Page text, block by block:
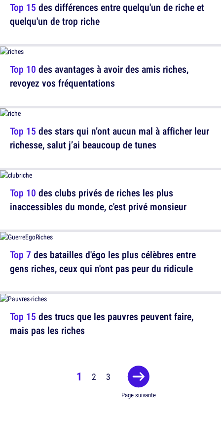
Top 10 des avantages à avoir des amis riches,
revoyez vos fréquentations
Top 10 des clubs privés de riches les plus
inaccessibles du monde, c'est privé monsieur
Top 15 des trucs que les pauvres peuvent faire,
mais pas les riches
Top 15 des différences entre quelqu'un de riche et
quelqu'un de trop riche
Top 15 des stars qui n’ont aucun mal à afficher leur
richesse, salut j’ai beaucoup de tunes
Top 7 des batailles d'égo les plus célèbres entre
gens riches, ceux qui n'ont pas peur du ridicule
1 2 3
Page suivante